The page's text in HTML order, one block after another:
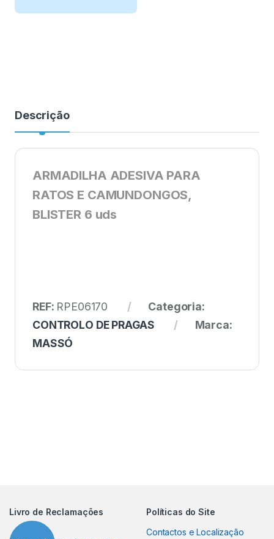
Descrição
ARMADILHA ADESIVA PARA
RATOS E CAMUNDONGOS,
BLISTER 6 uds
REF: RPE06170
Categoria:
CONTROLO DE PRAGAS
Marca:
MASSÓ
Livro de Reclamações
Políticas do Site
Contactos e Localização